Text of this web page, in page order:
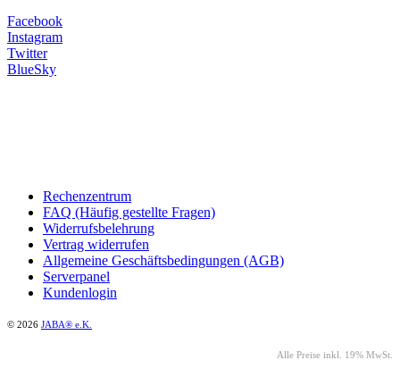
Facebook
Instagram
Twitter
BlueSky
Rechenzentrum
FAQ (Häufig gestellte Fragen)
Widerrufsbelehrung
Vertrag widerrufen
Allgemeine Geschäftsbedingungen (AGB)
Serverpanel
Kundenlogin
© 2026 JABA® e.K.
Alle Preise inkl. 19% MwSt.